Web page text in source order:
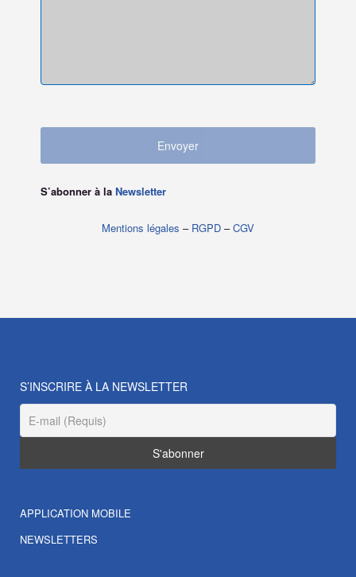
S’abonner à la Newsletter
Mentions légales – RGPD –CGV
S’INSCRIRE À LA NEWSLETTER
APPLICATION MOBILE
NEWSLETTERS